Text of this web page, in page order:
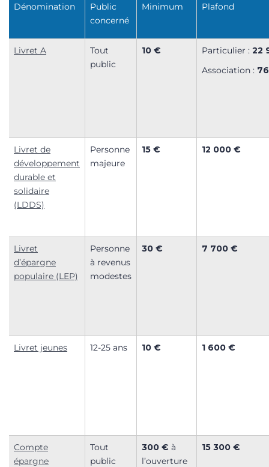
Dénomination
Public
concerné
Minimum Plafond
Livret A
Tout
public
10 € Particulier : 22
Association :
Livret de
développement
durable et
solidaire
(LDDS)
Personne
majeure
15 € 12 000 €
Livret
d’épargne
populaire (LEP)
Personne
à revenus
modestes
30 € 7 700 €
Livret jeunes 12-25 ans 10 € 1 600 €
Compte
épargne
Tout
public
300 € à
l’ouverture
15 300 €